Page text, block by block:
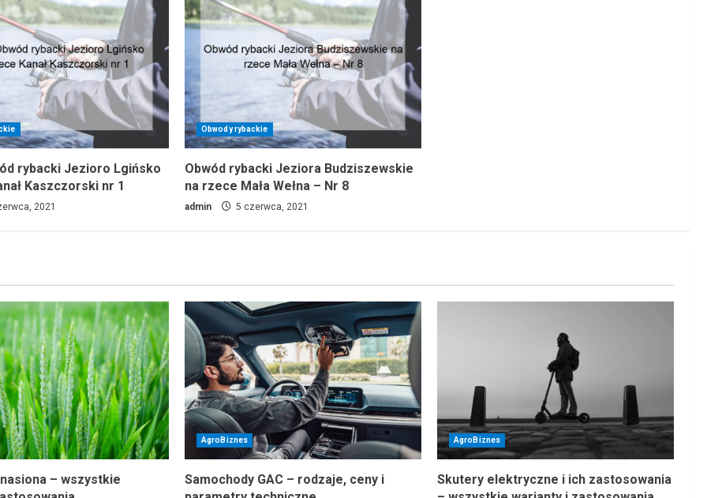
rybacki Jezioro Lgińsko
Kaszczorski nr 1
2021
Obwody rybackie
Obwód rybacki Jeziora Budziszewskie
na rzece Mała Wełna – Nr 8
admin 5 czerwca, 2021
– wszystkie
AgroBiznes
Samochody GAC – rodzaje, ceny i
AgroBiznes
Skutery elektryczne i ich zastosowania